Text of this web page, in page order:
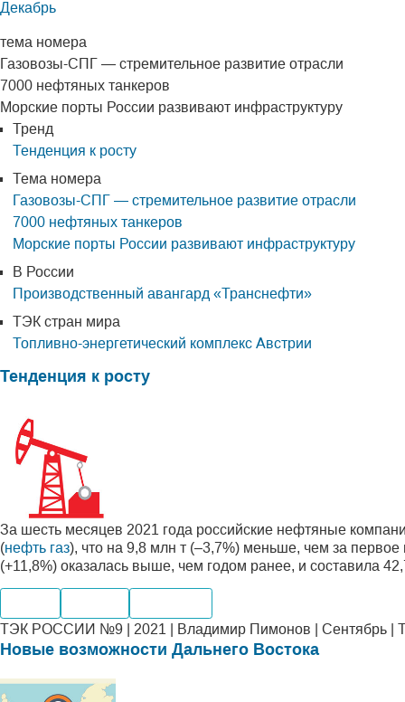
Декабрь
тема номера
Газовозы-СПГ — стремительное развитие отрасли
7000 нефтяных танкеров
Морские порты России развивают инфраструктуру
Тренд
Тенденция к росту
Тема номера
Газовозы-СПГ — стремительное развитие отрасли
7000 нефтяных танкеров
Морские порты России развивают инфраструктуру
В России
Производственный авангард «Транснефти»
ТЭК стран мира
Топливно-энергетический комплекс Австрии
Тенденция к росту
За шесть месяцев 2021 года российские нефтяные
(нефть газ), что на 9,8 млн т (–3,7%) меньше, чем за
(+11,8%) оказалась выше, чем годом ранее, и составила
ТЭК РОССИИ №9 | 2021 | Владимир Пимонов | Сентябрь |
Новые возможности Дальнего Востока